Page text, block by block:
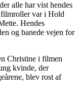
alle har vist hendes
filmroller var i Hold
Hendes
og banede vejen for
Christine i filmen
kvinde, der
blev rost af